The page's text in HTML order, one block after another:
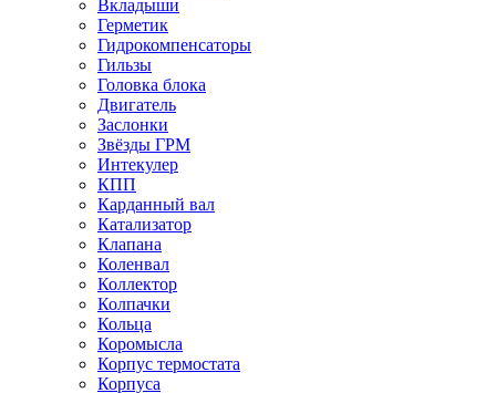
Вкладыши
Герметик
Гидрокомпенсаторы
Гильзы
Головка блока
Двигатель
Заслонки
Звёзды ГРМ
Интекулер
КПП
Карданный вал
Катализатор
Клапана
Коленвал
Коллектор
Колпачки
Кольца
Коромысла
Корпус термостата
Корпуса